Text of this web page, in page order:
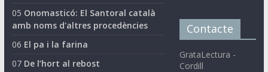
05 Onomasticó: El Santoral català
amb noms d'altres procedències
06 El pa i la farina
07 De l’hort al rebost
Contacte
GrataLectura -
Cordill